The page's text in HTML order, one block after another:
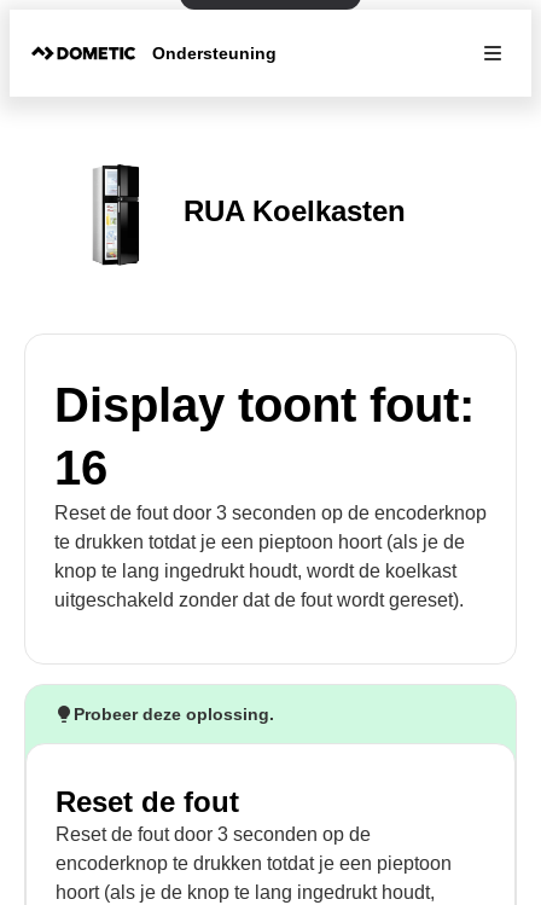
Ondersteuning
RUA Koelkasten
Display toont fout:
16
Reset de fout door 3 seconden op de encoderknop
te drukken totdat je een pieptoon hoort (als je de
knop te lang ingedrukt houdt, wordt de koelkast
uitgeschakeld zonder dat de fout wordt gereset).
Probeer deze oplossing.
Reset de fout
Reset de fout door 3 seconden op de
encoderknop te drukken totdat je een pieptoon
hoort (als je de knop te lang ingedrukt houdt,